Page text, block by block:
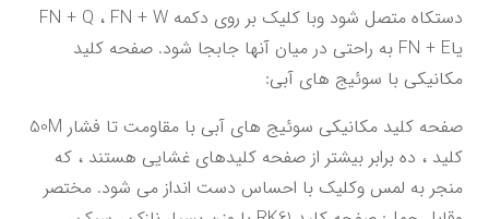
مکانیکی با سوئیج های آبی: